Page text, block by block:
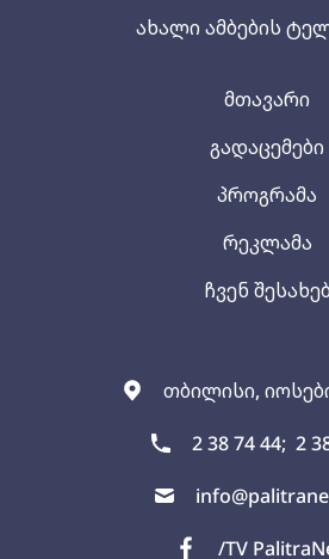
ახალი ამბების
თბილისი,
2 38 74 44; 2
/TV
მთავარი
გადაცემები
პროგრამა
რეკლამა
ჩვენ შესახებ